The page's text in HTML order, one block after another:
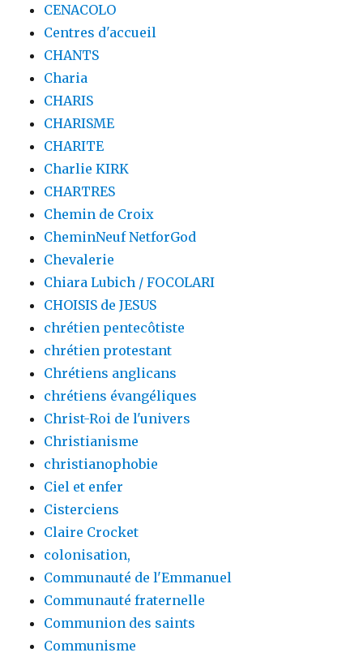
CENACOLO
Centres d'accueil
CHANTS
Charia
CHARIS
CHARISME
CHARITE
Charlie KIRK
CHARTRES
Chemin de Croix
CheminNeuf NetforGod
Chevalerie
Chiara Lubich / FOCOLARI
CHOISIS de JESUS
chrétien pentecôtiste
chrétien protestant
Chrétiens anglicans
chrétiens évangéliques
Christ-Roi de l'univers
Christianisme
christianophobie
Ciel et enfer
Cisterciens
Claire Crocket
colonisation,
Communauté de l'Emmanuel
Communauté fraternelle
Communion des saints
Communisme